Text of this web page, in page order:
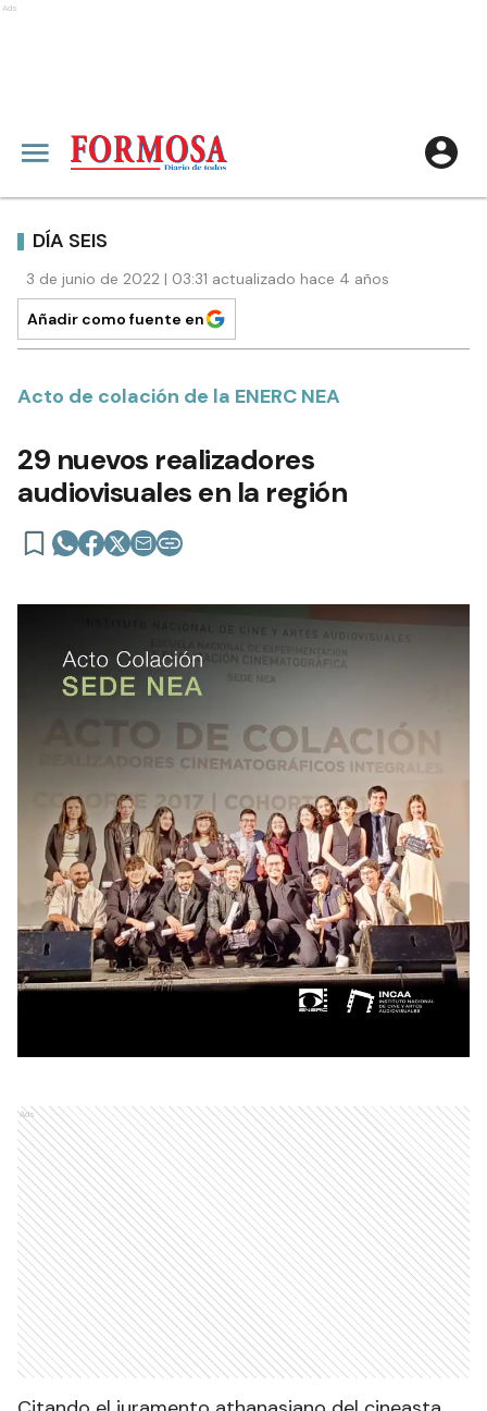
Ads
DÍA SEIS
3 de junio de 2022 | 03:31 actualizado hace 4 años
Añadir como fuente en
Acto de colación de la ENERC NEA
29 nuevos realizadores
audiovisuales en la región
Ads